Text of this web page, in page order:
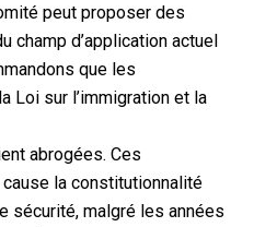
peut proposer des
champ d’application actuel
que les
Loi sur l’immigration et la
abrogées. Ces
la constitutionnalité
sécurité, malgré les années